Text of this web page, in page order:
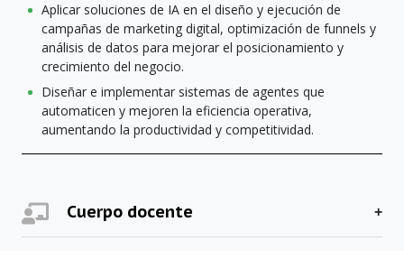
Aplicar soluciones de IA en el diseño y ejecución de
campañas de marketing digital, optimización de funnels y
análisis de datos para mejorar el posicionamiento y
crecimiento del negocio.
Diseñar e implementar sistemas de agentes que
automaticen y mejoren la eficiencia operativa,
aumentando la productividad y competitividad.
Cuerpo docente